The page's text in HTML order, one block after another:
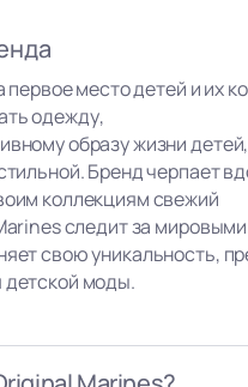
место детей и их
одежду,
образу жизни
Бренд черпает
коллекциям свежий
следит за
свою уникальность,
детской моды.